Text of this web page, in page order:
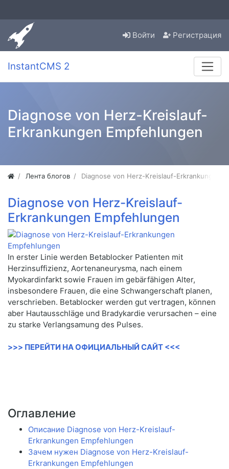
Войти Регистрация
InstantCMS 2
Diagnose von Herz-Kreislauf-
Erkrankungen Empfehlungen
Лента блогов Diagnose von Herz-Kreislauf-Erkrankungen
Diagnose von Herz-Kreislauf-
Erkrankungen Empfehlungen
In erster Linie werden Betablocker Patienten mit
Herzinsuffizienz, Aortenaneurysma, nach einem
Myokardinfarkt sowie Frauen im gebärfähigen Alter,
insbesondere Frauen, die eine Schwangerschaft planen,
verschrieben. Betablocker werden gut vertragen, können
aber Hautausschläge und Bradykardie verursachen – eine
zu starke Verlangsamung des Pulses.
>>> ПЕРЕЙТИ НА ОФИЦИАЛЬНЫЙ САЙТ <<<
Оглавление
Описание Diagnose von Herz-Kreislauf-
Erkrankungen Empfehlungen
Зачем нужен Diagnose von Herz-Kreislauf-
Erkrankungen Empfehlungen